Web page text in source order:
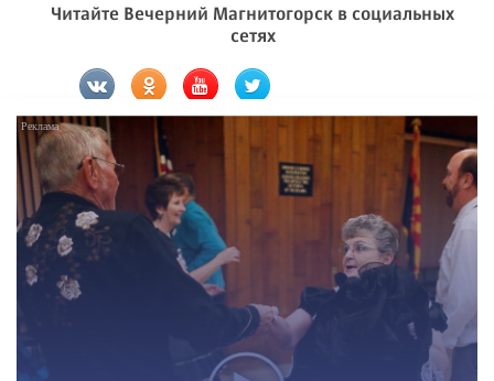
Читайте Вечерний Магнитогорск в социальных
сетях